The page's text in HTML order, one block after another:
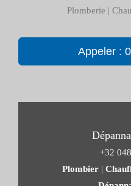
Plomberie |
Appeler :
+32
Plombier |